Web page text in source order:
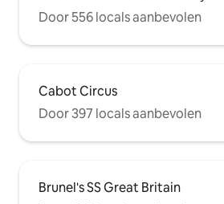
Door 556 locals aanbevolen
Cabot Circus
Door 397 locals aanbevolen
Brunel's SS Great Britain